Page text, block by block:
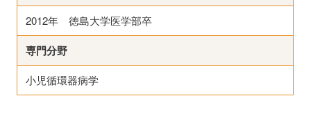
2012年 徳島大学医学部卒
専門分野
小児循環器病学